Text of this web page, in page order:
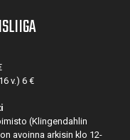
v.) 6 €
(Klingendahlin
avoinna arkisin klo 12-